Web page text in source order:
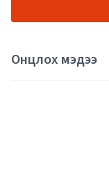
Онцлох мэдээ